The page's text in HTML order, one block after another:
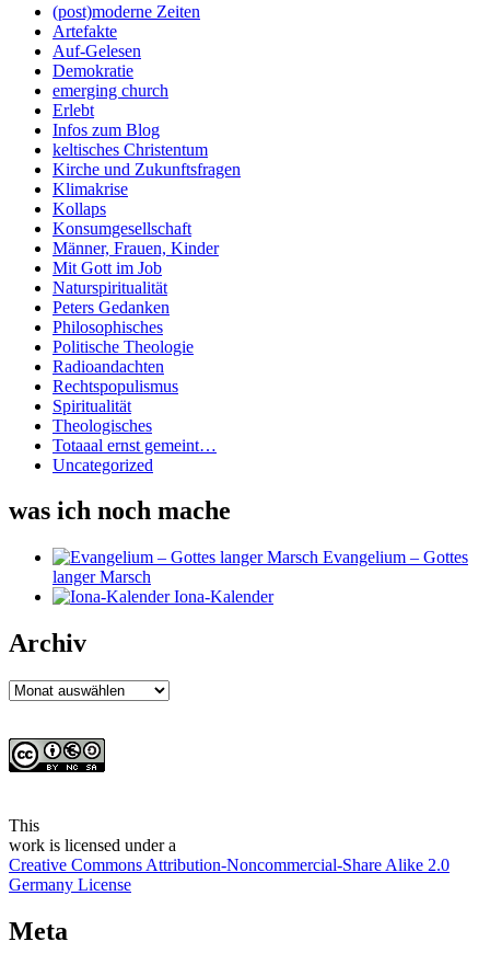
(post)moderne Zeiten
Artefakte
Auf-Gelesen
Demokratie
emerging church
Erlebt
Infos zum Blog
keltisches Christentum
Kirche und Zukunftsfragen
Klimakrise
Kollaps
Konsumgesellschaft
Männer, Frauen, Kinder
Mit Gott im Job
Naturspiritualität
Peters Gedanken
Philosophisches
Politische Theologie
Radioandachten
Rechtspopulismus
Spiritualität
Theologisches
Totaaal ernst gemeint…
Uncategorized
was ich noch mache
Evangelium – Gottes
langer Marsch
Iona-Kalender
Archiv
Archiv
This
work is licensed under a
Creative Commons Attribution-Noncommercial-Share Alike 2.0
Germany License
Meta